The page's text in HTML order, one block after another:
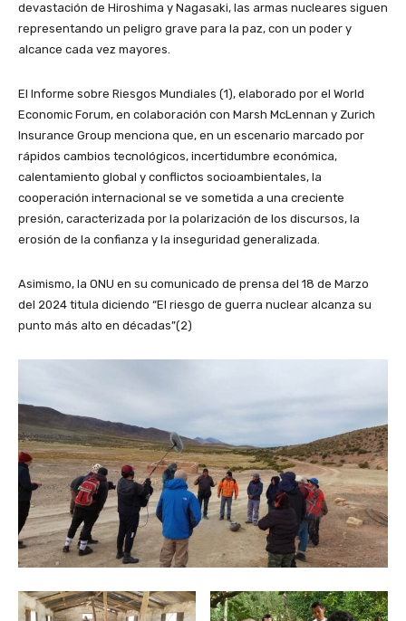
devastación de Hiroshima y Nagasaki, las armas nucleares siguen
representando un peligro grave para la paz, con un poder y
alcance cada vez mayores.
El Informe sobre Riesgos Mundiales (1), elaborado por el World
Economic Forum, en colaboración con Marsh McLennan y Zurich
Insurance Group menciona que, en un escenario marcado por
rápidos cambios tecnológicos, incertidumbre económica,
calentamiento global y conflictos socioambientales, la
cooperación internacional se ve sometida a una creciente
presión, caracterizada por la polarización de los discursos, la
erosión de la confianza y la inseguridad generalizada.
Asimismo, la ONU en su comunicado de prensa del 18 de Marzo
del 2024 titula diciendo “El riesgo de guerra nuclear alcanza su
punto más alto en décadas”(2)